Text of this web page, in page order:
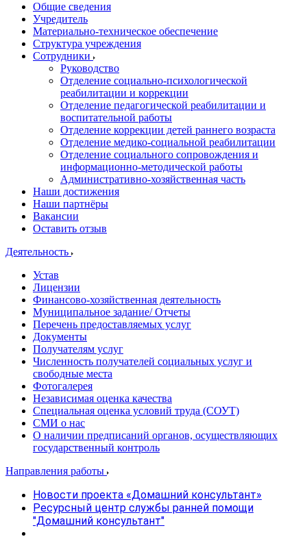
Общие сведения
Учредитель
Материально-техническое обеспечение
Структура учреждения
Сотрудники
Руководство
Отделение социально-психологической
реабилитации и коррекции
Отделение педагогической реабилитации и
воспитательной работы
Отделение коррекции детей раннего возраста
Отделение медико-социальной реабилитации
Отделение социального сопровождения и
информационно-методической работы
Административно-хозяйственная часть
Наши достижения
Наши партнёры
Вакансии
Оставить отзыв
Деятельность
Устав
Лицензии
Финансово-хозяйственная деятельность
Муниципальное задание/ Отчеты
Перечень предоставляемых услуг
Документы
Получателям услуг
Численность получателей социальных услуг и
свободные места
Фотогалерея
Независимая оценка качества
Специальная оценка условий труда (СОУТ)
СМИ о нас
О наличии предписаний органов, осуществляющих
государственный контроль
Направления работы
Новости проекта «Домашний консультант»
Ресурсный центр службы ранней помощи
"Домашний консультант"